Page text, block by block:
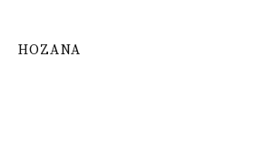
HOZANA